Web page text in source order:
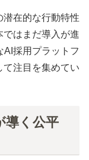
潜在的な行動特性
ではまだ導入が進
AI採用プラットフ
て注目を集めてい
導く公平